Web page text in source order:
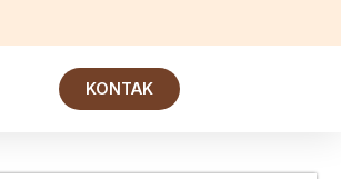
KONTAK